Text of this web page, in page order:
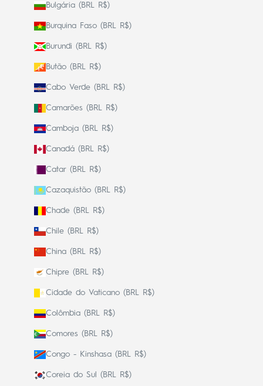
Bulgária (BRL R$)
Burquina Faso (BRL R$)
Burundi (BRL R$)
Butão (BRL R$)
Cabo Verde (BRL R$)
Camarões (BRL R$)
Camboja (BRL R$)
Canadá (BRL R$)
Catar (BRL R$)
Cazaquistão (BRL R$)
Chade (BRL R$)
Chile (BRL R$)
China (BRL R$)
Chipre (BRL R$)
Cidade do Vaticano (BRL R$)
Colômbia (BRL R$)
Comores (BRL R$)
Congo - Kinshasa (BRL R$)
Coreia do Sul (BRL R$)